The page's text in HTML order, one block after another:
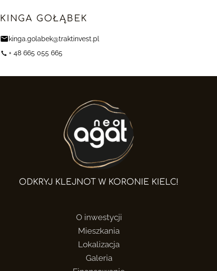
KINGA GOŁĄBEK
kinga.golabek@traktinvest.pl
+ 48 665 055 665
ODKRYJ KLEJNOT W KORONIE KIELC!
O inwestycji
Mieszkania
Lokalizacja
Galeria